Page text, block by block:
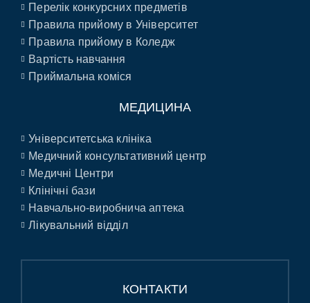
Перелік конкурсних предметів
Правила прийому в Університет
Правила прийому в Коледж
Вартість навчання
Приймальна коміся
МЕДИЦИНА
Університетська клініка
Медичний консультативний центр
Медичні Центри
Клінічні бази
Навчально-виробнича аптека
Лікувальний відділ
КОНТАКТИ